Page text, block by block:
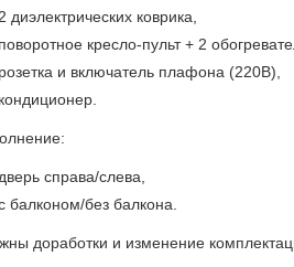
2 диэлектрических коврика,
поворотное кресло-пульт + 2
розетка и включатель плафона (220В),
кондиционер.
дверь справа/слева,
балконом/без балкона.
доработки и изменение